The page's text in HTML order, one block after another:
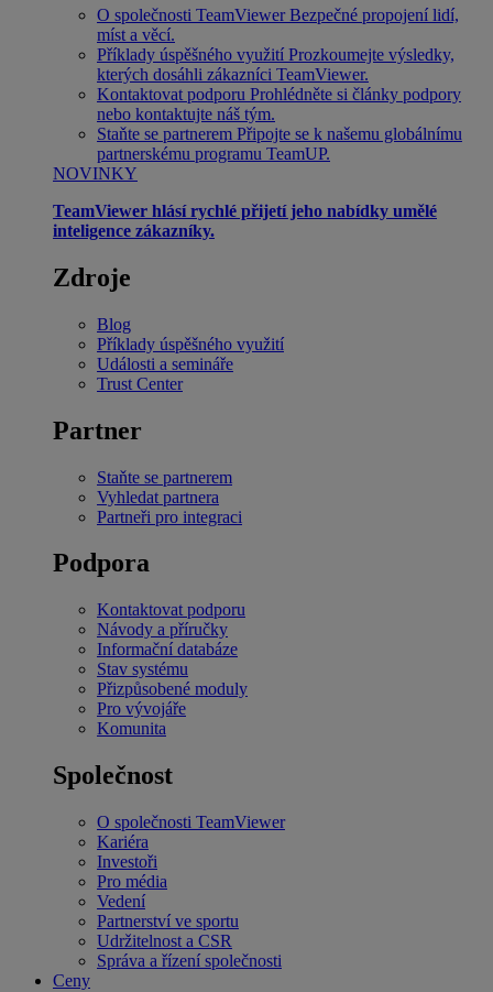
O společnosti TeamViewer Bezpečné propojení lidí,
míst a věcí.
Příklady úspěšného využití Prozkoumejte výsledky,
kterých dosáhli zákazníci TeamViewer.
Kontaktovat podporu Prohlédněte si články podpory
nebo kontaktujte náš tým.
Staňte se partnerem Připojte se k našemu globálnímu
partnerskému programu TeamUP.
NOVINKY
TeamViewer hlásí rychlé přijetí jeho nabídky umělé
inteligence zákazníky.
Zdroje
Blog
Příklady úspěšného využití
Události a semináře
Trust Center
Partner
Staňte se partnerem
Vyhledat partnera
Partneři pro integraci
Podpora
Kontaktovat podporu
Návody a příručky
Informační databáze
Stav systému
Přizpůsobené moduly
Pro vývojáře
Komunita
Společnost
O společnosti TeamViewer
Kariéra
Investoři
Pro média
Vedení
Partnerství ve sportu
Udržitelnost a CSR
Správa a řízení společnosti
Ceny